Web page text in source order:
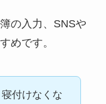
の入力、SNSや
めです。
付けなくな